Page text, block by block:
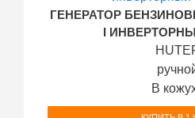
ГЕНЕРАТОР
I
В